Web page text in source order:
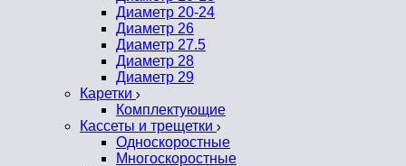
Диаметр 20-24
Диаметр 26
Диаметр 27.5
Диаметр 28
Диаметр 29
Каретки
Комплектующие
Кассеты и трещетки
Односкоростные
Многоскоростные